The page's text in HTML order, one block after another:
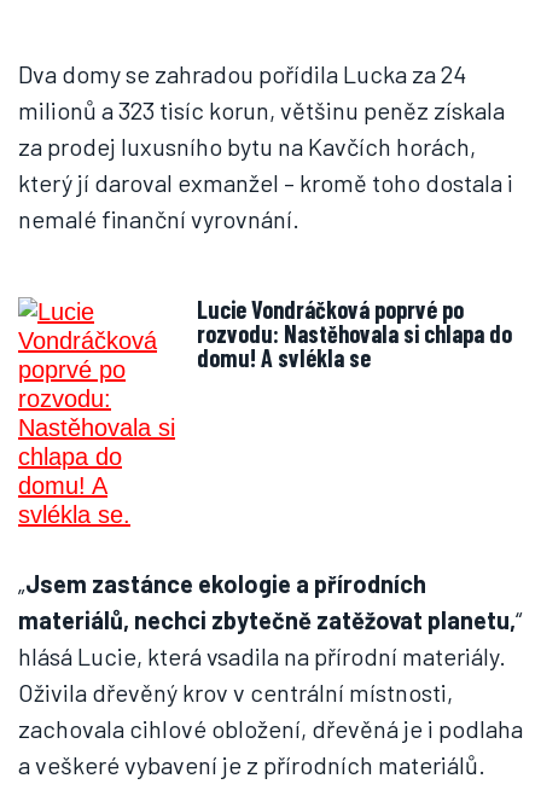
Dva domy se zahradou pořídila Lucka za 24
milionů a 323 tisíc korun, většinu peněz získala
za prodej luxusního bytu na Kavčích horách,
který jí daroval exmanžel – kromě toho dostala i
nemalé finanční vyrovnání.
Lucie Vondráčková poprvé po
rozvodu: Nastěhovala si chlapa do
domu! A svlékla se
„Jsem zastánce ekologie a přírodních
materiálů, nechci zbytečně zatěžovat planetu,“
hlásá Lucie, která vsadila na přírodní materiály.
Oživila dřevěný krov v centrální místnosti,
zachovala cihlové obložení, dřevěná je i podlaha
a veškeré vybavení je z přírodních materiálů.